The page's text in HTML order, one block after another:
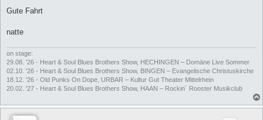
Gute Fahrt
natte
on stage:
29.08. '26 - Heart & Soul Blues Brothers Show, HECHINGEN – Domäne Live Sommer
02.10. '26 - Heart & Soul Blues Brothers Show, BINGEN – Evangelische Christuskirche
18.12. '26 - Old Punks On Dope, URBAR – Kultur Gut Theater Mittelrhein
20.02. '27 - Heart & Soul Blues Brothers Show, HAAN – Rockin´ Rooster Musikclub